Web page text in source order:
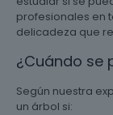
profesionales en
delicadeza que
¿Cuándo se
Según nuestra
un árbol si: